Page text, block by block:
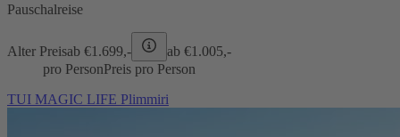
Pauschalreise
Alter Preisab €1.699,- ab €1.005,-
pro PersonPreis pro Person
TUI MAGIC LIFE Plimmiri